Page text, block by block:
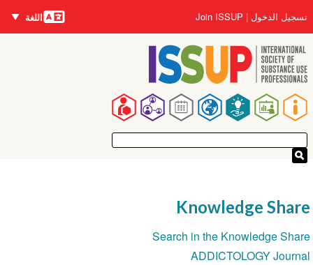
إلى
المحتوى
الرئيسي
Main
navigation
User
account
menu
تسجيل الدخول Join ISSUP اللغات
اللغة
Knowledge Share
Section
navigation
Search in the Knowledge Share
ADDICTOLOGY Journal